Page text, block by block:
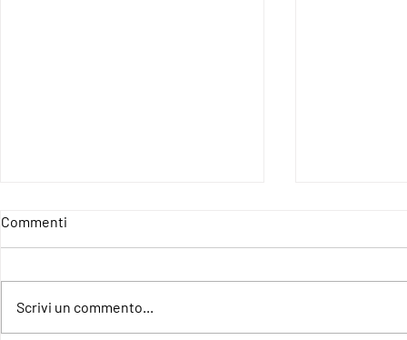
Commenti
Scrivi un commento...